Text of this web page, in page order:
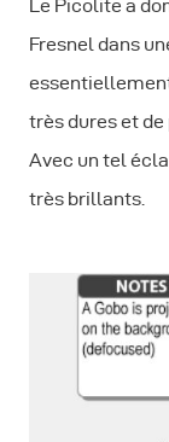
Le Picolite a
Fresnel dans
très dures et
Avec un tel
très brillants.